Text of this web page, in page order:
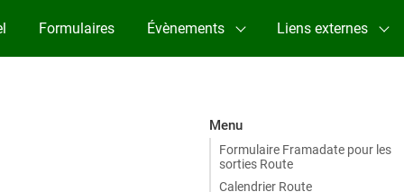
Formulaires Évènements Liens externes
Menu
Formulaire Framadate pour les
sorties Route
Calendrier Route